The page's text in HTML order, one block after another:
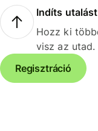
Indíts
Hozz ki
visz az utad.
Regisztráció